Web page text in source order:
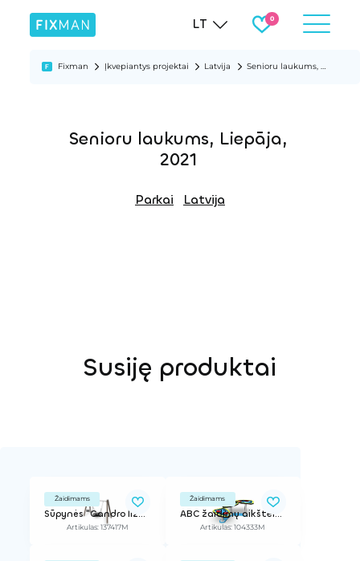
LT
Fixman Įkvepiantys projektai Latvija Senioru laukums, Liepāja, 2021
Senioru laukums, Liepāja,
2021
Parkai Latvija
Susiję produktai
Žaidimams
Sūpynės "Gandro lizdas" (su sėdyne)
Artikulas: 137417M
Žaidimams
ABC žaidimų aikštelė "Ella"
Artikulas: 104333M